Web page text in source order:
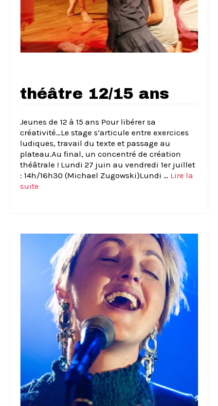
théâtre 12/15 ans
Jeunes de 12 à 15 ans Pour libérer sa
créativité…Le stage s’articule entre exercices
ludiques, travail du texte et passage au
plateau.Au final, un concentré de création
théâtrale ! Lundi 27 juin au vendredi 1er juillet
: 14h/16h30 (Michael Zugowski)Lundi … Lire la
suite­­